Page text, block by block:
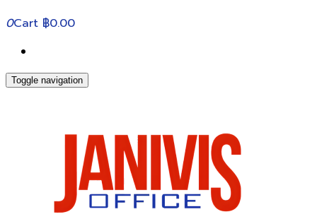
0Cart ฿0.00
Toggle navigation